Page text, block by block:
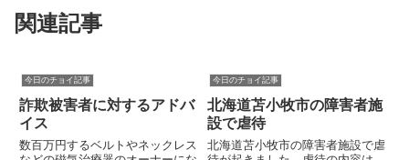
関連記事
今日のチョイ記事
詐欺被害者に対するアドバ
イス
数百万円するベルトやネックレス
今日のチョイ記事
北海道苫小牧市の障害者施
設で虐待
北海道苫小牧市の障害者施設で虐